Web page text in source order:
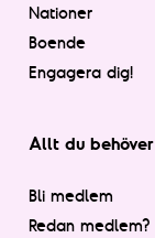
Nationer
Boende
Engagera dig!
Allt du behöver
Bli medlem
Redan medlem?